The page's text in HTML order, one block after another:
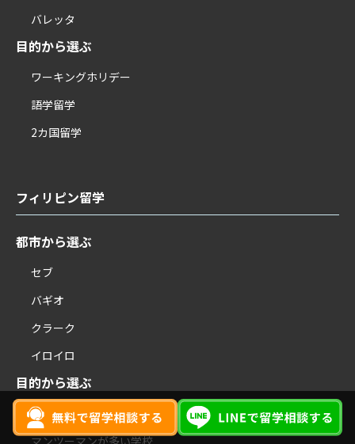
バレッタ
目的から選ぶ
ワーキングホリデー
語学留学
2カ国留学
フィリピン留学
都市から選ぶ
セブ
バギオ
クラーク
イロイロ
目的から選ぶ
日本人が少なめの学校
マンツーマンが多い学校